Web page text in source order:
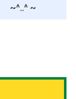
~^..^ ~